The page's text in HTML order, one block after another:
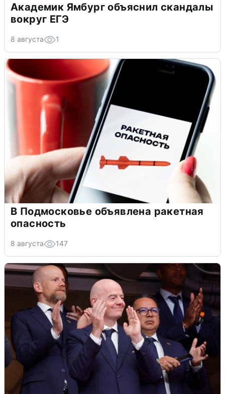
Академик Ямбург объяснил скандалы
вокруг ЕГЭ
8 августа 1
В Подмосковье объявлена ракетная
опасность
8 августа 147